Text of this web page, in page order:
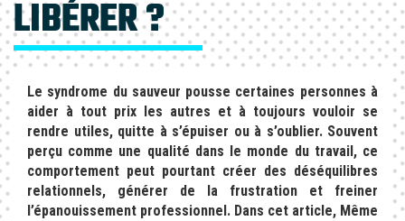
LIBÉRER ?
Le syndrome du sauveur pousse certaines personnes à
aider à tout prix les autres et à toujours vouloir se
rendre utiles, quitte à s’épuiser ou à s’oublier. Souvent
perçu comme une qualité dans le monde du travail, ce
comportement peut pourtant créer des déséquilibres
relationnels, générer de la frustration et freiner
l’épanouissement professionnel. Dans cet article, Même